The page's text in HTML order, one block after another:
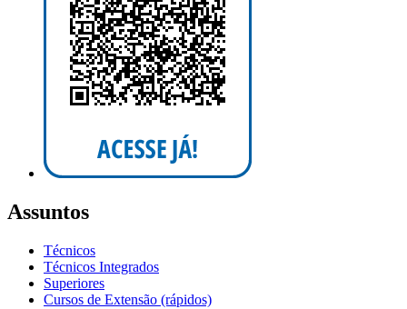
Assuntos
Técnicos
Técnicos Integrados
Superiores
Cursos de Extensão (rápidos)